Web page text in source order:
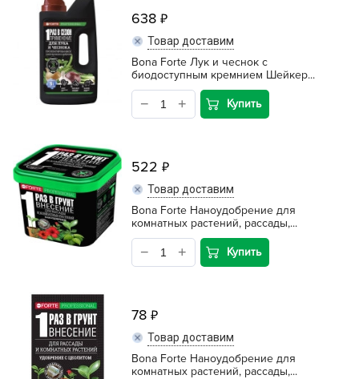
638
Товар доставим
Bona Forte Лук и чеснок с
биодоступным кремнием Шейкер...
Купить
522
Товар доставим
Bona Forte Наноудобрение для
комнатных растений, рассады,...
Купить
78
Товар доставим
Bona Forte Наноудобрение для
комнатных растений, рассады,...